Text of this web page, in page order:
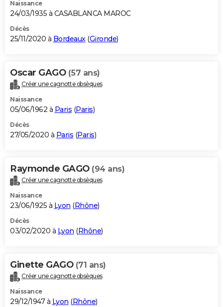
Naissance
24/03/1935 à CASABLANCA MAROC
Décès
25/11/2020 à Bordeaux(Gironde)
Oscar GAGO (57 ans)
Créer une cagnotte obsèques
Naissance
05/06/1962 à Paris (Paris)
Décès
27/05/2020 à Paris (Paris)
Raymonde GAGO (94 ans)
Créer une cagnotte obsèques
Naissance
23/06/1925 à Lyon (Rhône)
Décès
03/02/2020 à Lyon (Rhône)
Ginette GAGO (71 ans)
Créer une cagnotte obsèques
Naissance
29/12/1947 à Lyon (Rhône)